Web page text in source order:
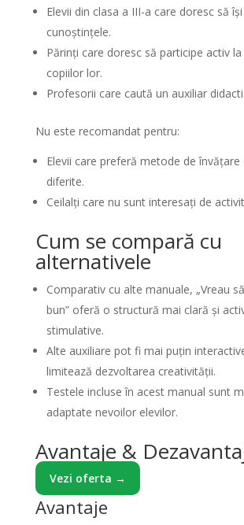
Elevii din clasa a III-a care doresc să
cunoștințele.
Părinți care doresc să participe activ
copiilor lor.
Profesorii care caută un auxiliar
Nu este recomandat pentru:
Elevii care preferă metode de
diferite.
Ceilalți care nu sunt interesați de
Cum se compară cu
alternativele
Comparativ cu alte manuale, „Vreau
bun” oferă o structură mai clară și
stimulative.
Alte auxiliare pot fi mai puțin
limitează dezvoltarea creativității.
Testele incluse în acest manual sunt
adaptate nevoilor elevilor.
Avantaje &
Vezi oferta →
Avantaje